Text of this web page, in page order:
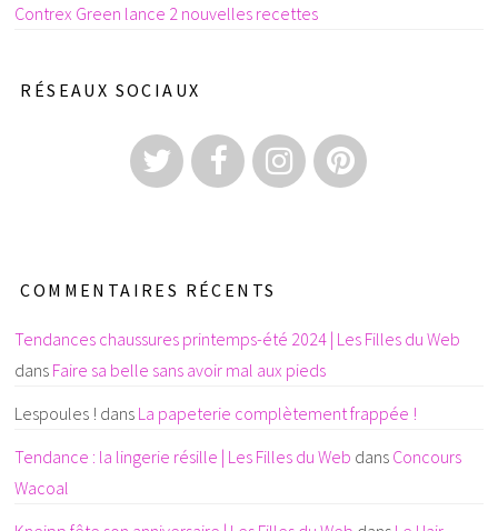
Contrex Green lance 2 nouvelles recettes
RÉSEAUX SOCIAUX
COMMENTAIRES RÉCENTS
Tendances chaussures printemps-été 2024 | Les Filles du Web
dans Faire sa belle sans avoir mal aux pieds
Lespoules ! dans La papeterie complètement frappée !
Tendance : la lingerie résille | Les Filles du Web dans Concours
Wacoal